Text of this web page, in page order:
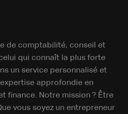
de comptabilité, conseil et
qui connaît la plus forte
un service personnalisé et
approfondie en
finance. Notre mission ? Être
vous soyez un entrepreneur